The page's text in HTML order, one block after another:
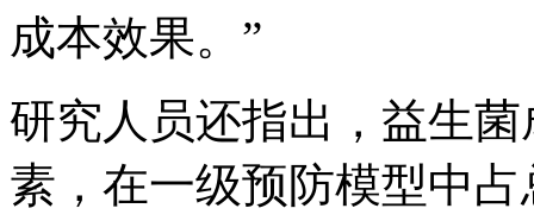
成本效果。”
研究人员还指出，益生
素，在一级预防模型中